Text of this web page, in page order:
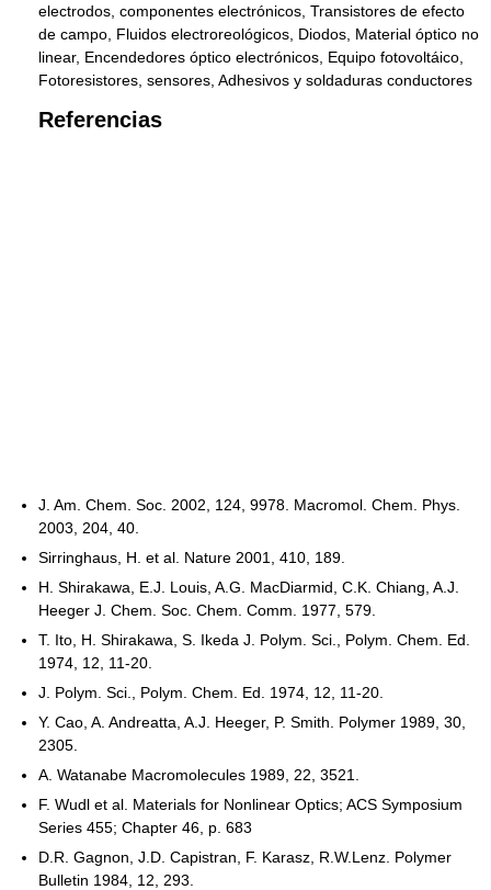
electrodos, componentes electrónicos, Transistores de efecto
de campo, Fluidos electroreológicos, Diodos, Material óptico no
linear, Encendedores óptico electrónicos, Equipo fotovoltáico,
Fotoresistores, sensores, Adhesivos y soldaduras conductores
Referencias
J. Am. Chem. Soc. 2002, 124, 9978. Macromol. Chem. Phys.
2003, 204, 40.
Sirringhaus, H. et al. Nature 2001, 410, 189.
H. Shirakawa, E.J. Louis, A.G. MacDiarmid, C.K. Chiang, A.J.
Heeger J. Chem. Soc. Chem. Comm. 1977, 579.
T. Ito, H. Shirakawa, S. Ikeda J. Polym. Sci., Polym. Chem. Ed.
1974, 12, 11-20.
J. Polym. Sci., Polym. Chem. Ed. 1974, 12, 11-20.
Y. Cao, A. Andreatta, A.J. Heeger, P. Smith. Polymer 1989, 30,
2305.
A. Watanabe Macromolecules 1989, 22, 3521.
F. Wudl et al. Materials for Nonlinear Optics; ACS Symposium
Series 455; Chapter 46, p. 683
D.R. Gagnon, J.D. Capistran, F. Karasz, R.W.Lenz. Polymer
Bulletin 1984, 12, 293.